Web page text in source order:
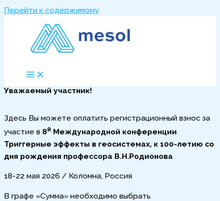
Перейти к содержимому
Уважаемый участник!
Здесь Вы можете оплатить регистрационный взнос за
участие в 8й Международной конференции
Триггерные эффекты в геосистемах, к 100-летию со
дня рождения профессора В.Н.Родионова
18-22 мая 2026 / Коломна, Россия
В графе «Сумма» необходимо выбрать